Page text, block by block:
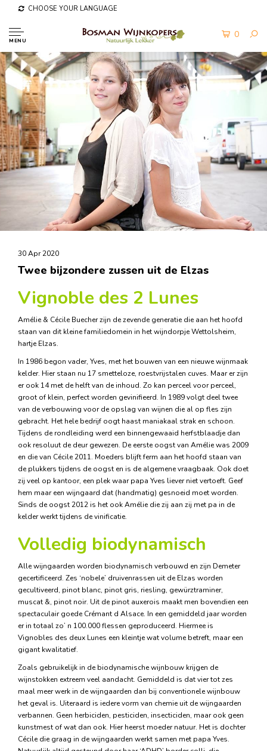
CHOOSE YOUR LANGUAGE
MENU
0
30 Apr 2020
Twee bijzondere zussen uit de Elzas
Vignoble des 2 Lunes
Amélie & Cécile Buecher zijn de zevende generatie die aan het hoofd
staan van dit kleine familiedomein in het wijndorpje Wettolsheim,
hartje Elzas.
In 1986 begon vader, Yves, met het bouwen van een nieuwe wijnmaak
kelder. Hier staan nu 17 smetteloze, roestvrijstalen cuves. Maar er zijn
er ook 14 met de helft van de inhoud. Zo kan perceel voor perceel,
groot of klein, perfect worden gevinifieerd. In 1989 volgt deel twee
van de verbouwing voor de opslag van wijnen die al op fles zijn
gebracht. Het hele bedrijf oogt haast maniakaal strak en schoon.
Tijdens de rondleiding werd een binnengewaaid herfstblaadje dan
ook resoluut de deur gewezen. De eerste oogst van Amélie was 2009
en die van Cécile 2011. Moeders blijft ferm aan het hoofd staan van
de plukkers tijdens de oogst en is de algemene vraagbaak. Ook doet
zij veel op kantoor, een plek waar papa Yves liever niet vertoeft. Geef
hem maar een wijngaard dat (handmatig) gesnoeid moet worden.
Sinds de oogst 2012 is het ook Amélie die zij aan zij met pa in de
kelder werkt tijdens de vinificatie.
Volledig biodynamisch
Alle wijngaarden worden biodynamisch verbouwd en zijn Demeter
gecertificeerd. Zes ‘nobele’ druivenrassen uit de Elzas worden
gecultiveerd, pinot blanc, pinot gris, riesling, gewürztraminer,
muscat &, pinot noir. Uit de pinot auxerois maakt men bovendien een
spectaculair goede Crémant d Alsace. In een gemiddeld jaar worden
er in totaal zo’ n 100.000 flessen geproduceerd. Hiermee is
Vignobles des deux Lunes een kleintje wat volume betreft, maar een
gigant kwalitatief.
Zoals gebruikelijk in de biodynamische wijnbouw krijgen de
wijnstokken extreem veel aandacht. Gemiddeld is dat vier tot zes
maal meer werk in de wijngaarden dan bij conventionele wijnbouw
het geval is. Uiteraard is iedere vorm van chemie uit de wijngaarden
verbannen. Geen herbiciden, pesticiden, insecticiden, maar ook geen
kunstmest of wat dan ook. Hier heerst moeder natuur. Het is dochter
Cécile die graag in de wijngaarden werkt samen met papa Yves.